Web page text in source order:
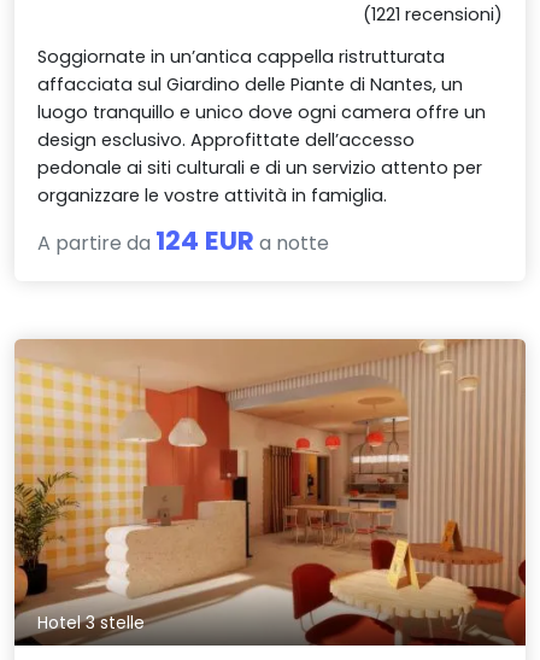
(1221 recensioni)
Soggiornate in un’antica cappella ristrutturata
affacciata sul Giardino delle Piante di Nantes, un
luogo tranquillo e unico dove ogni camera offre un
design esclusivo. Approfittate dell’accesso
pedonale ai siti culturali e di un servizio attento per
organizzare le vostre attività in famiglia.
A partire da 124 EUR a notte
Hotel 3 stelle